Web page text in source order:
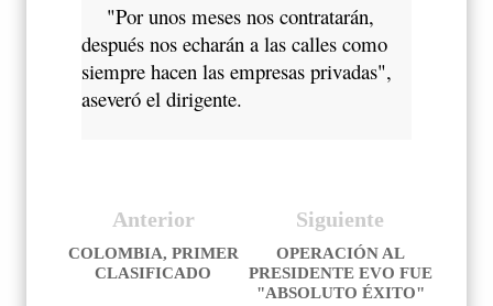
"Por unos meses nos contratarán,
después nos echarán a las calles como
siempre hacen las empresas privadas",
aseveró el dirigente.
Siguiente
OPERACIÓN AL
PRESIDENTE EVO FUE
"ABSOLUTO ÉXITO"
Anterior
COLOMBIA, PRIMER
CLASIFICADO